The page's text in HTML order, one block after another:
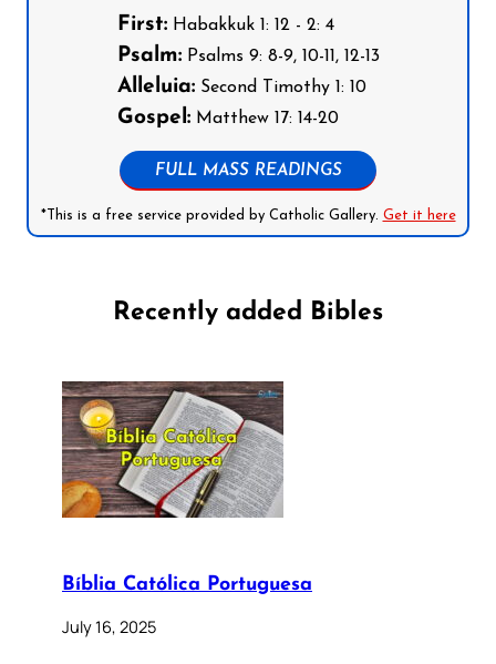
First:Habakkuk 1: 12 - 2: 4
Psalm:Psalms 9: 8-9, 10-11, 12-13
Alleluia:Second Timothy 1: 10
Gospel:Matthew 17: 14-20
FULL MASS READINGS
*This is a free service provided by Catholic Gallery. Get it here
Recently added Bibles
Bíblia Católica Portuguesa
July 16, 2025